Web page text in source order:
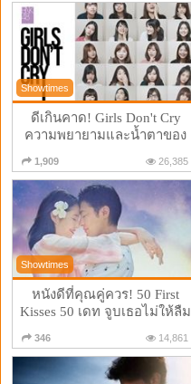
Showtimes
ดีเกินคาด! Girls Don't Cry
ความพยายามและน้ำตาของ
1,909 26,385
Showtimes
หนังดีที่คุณคู่ควร! 50 First
Kisses 50 เดท จูบเธอไม่ให้ลืม
346 14,861